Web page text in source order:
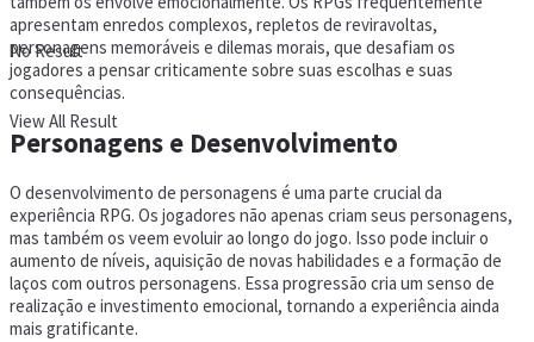
No Result
View All Result
apresentam enredos complexos, repletos de reviravoltas,
personagens memoráveis e dilemas morais, que desafiam os
jogadores a pensar criticamente sobre suas escolhas e suas
consequências.
Personagens e Desenvolvimento
O desenvolvimento de personagens é uma parte crucial da
experiência RPG. Os jogadores não apenas criam seus personagens,
mas também os veem evoluir ao longo do jogo. Isso pode incluir o
aumento de níveis, aquisição de novas habilidades e a formação de
laços com outros personagens. Essa progressão cria um senso de
realização e investimento emocional, tornando a experiência ainda
mais gratificante.